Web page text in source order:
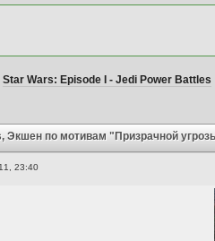
Star Wars: Episode I - Jedi Power Battles
, Экшен по мотивам "Призрачной
23:40